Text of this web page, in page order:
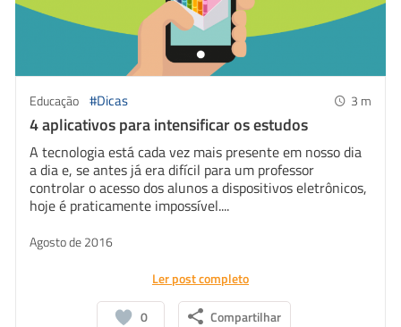
Educação #Dicas 3 m
4 aplicativos para intensificar os estudos
A tecnologia está cada vez mais presente em nosso dia
a dia e, se antes já era difícil para um professor
controlar o acesso dos alunos a dispositivos eletrônicos,
hoje é praticamente impossível....
Agosto de 2016
0 Compartilhar
Ler post completo